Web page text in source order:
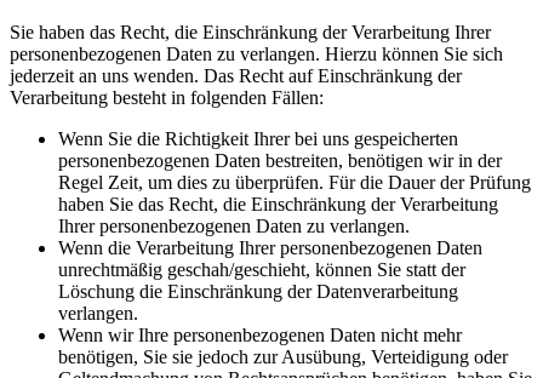
Sie haben das Recht, die Einschränkung der Verarbeitung Ihrer
personenbezogenen Daten zu verlangen. Hierzu können Sie sich
jederzeit an uns wenden. Das Recht auf Einschränkung der
Verarbeitung besteht in folgenden Fällen:
Wenn Sie die Richtigkeit Ihrer bei uns gespeicherten
personenbezogenen Daten bestreiten, benötigen wir in der
Regel Zeit, um dies zu überprüfen. Für die Dauer der Prüfung
haben Sie das Recht, die Einschränkung der Verarbeitung
Ihrer personenbezogenen Daten zu verlangen.
Wenn die Verarbeitung Ihrer personenbezogenen Daten
unrechtmäßig geschah/geschieht, können Sie statt der
Löschung die Einschränkung der Datenverarbeitung
verlangen.
Wenn wir Ihre personenbezogenen Daten nicht mehr
benötigen, Sie sie jedoch zur Ausübung, Verteidigung oder